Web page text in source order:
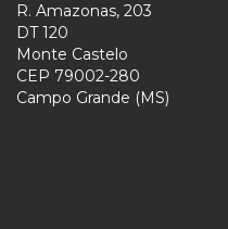
R. Amazonas, 203
DT 120
Monte Castelo
CEP 79002-280
Campo Grande (MS)